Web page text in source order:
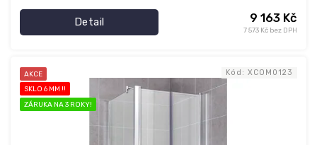
7 573 Kč bez DPH
9 163 Kč
Detail
AKCE
SKLO 6 MM !!
ZÁRUKA NA 3 ROKY!
Kód: XCOM0123